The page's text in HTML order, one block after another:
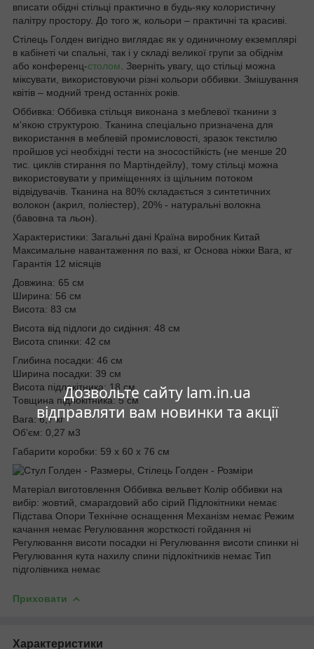
Дозвольте сайту lam.in.ua
відправляти вам новинки та акції
вписати обідні стільці практично в будь-яку колористичну
палітру простору. До того ж, кольори – практичні та красиві.
Стілець Голден вигідно виглядає як у одиничному екземплярі
в кабінеті чи спальні, так і у складі великої групи за обіднім
або конференц-столом . Зверніть увагу, що стільці можна
міксувати, використовуючи різні кольори оббивки. Змішування
квітів – модний тренд останніх років.
Оббивка: Оббивка стільця виконана з меблевої тканини з
м'якою структурою. Тканина спеціально призначена для
використання в меблевій промисловості, зразок текстилю
пройшов усі необхідні тести на зносостійкість (не менше 20
тис. циклів стирання по Мартіндейлу), тому стільці можна
використовувати у приміщеннях із щільним потоком
відвідувачів. Тканина на 80% складається з синтетичних
волокон (акрил, поліестер), 20% - натуральні волокна
(бавовна та льон).
Характеристики: Загальні дані Країна виробник Китай
Максимальне навантаження по вазі, кг Основа ніжки Вага, кг
Гарантія 12 місяців
Довжина: 65 см
Ширина: 56 см
Висота: 83 см
Висота від підлоги до сидіння: 48 см
Висота спинки: 42 см
Глибина посадки: 46 см
Ширина посадки: 39 см
Висота підлокітника: 18 см
Товщина підлокітника: 5 см
Вага: 6,7 кг
Об’єм: 0,27 м3
Габарити коробки: 59 х 60 х 76 см
Матеріал виготовлення Оббивка вельвет Колір оббивки на
вибір: жовтий, смарагдовий або сірий Підлокітники немає
Підстава Опори Технічне оснащення Механізм немає Режим
качання немає Регулювання жорсткості гойдання ні
Регулювання висоти посадки ні Регулювання висоти спинки ні
Регулювання кута нахилу спини підлокітників немає Тип
підголівника немає
Приховати
Характеристики